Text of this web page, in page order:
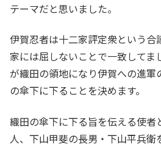
テーマだと思いました。
伊賀忍者は十二家評定衆という合
家には屈しないことで一致してま
が織田の領地になり伊賀への進軍
の傘下に下ることを決めます。
織田の傘下に下る旨を伝える使者
人、下山甲斐の長男・下山平兵衛